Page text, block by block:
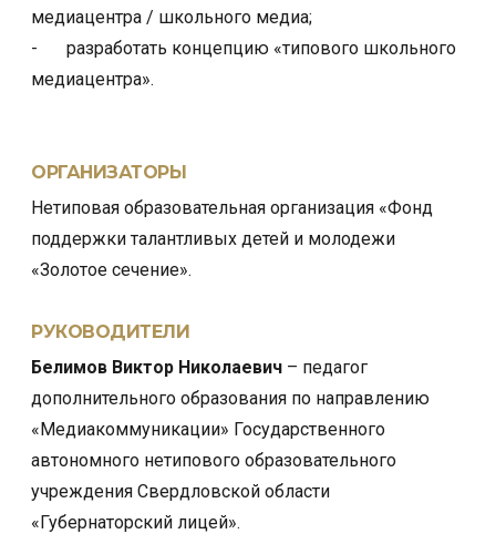
медиацентра / школьного медиа;
-
разработать концепцию «типового школьного
медиацентра».
ОРГАНИЗАТОРЫ
Нетиповая образовательная организация «Фонд
поддержки талантливых детей и молодежи
«Золотое сечение».
РУКОВОДИТЕЛИ
​Белимов Виктор Николаевич – педагог
дополнительного образования по направлению
«Медиакоммуникации» Государственного
автономного нетипового образовательного
учреждения Свердловской области
«Губернаторский лицей».